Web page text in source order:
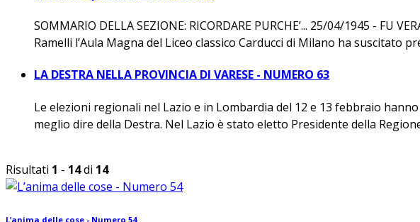
SOMMARIO DELLA SEZIONE: RICORDARE PURCHE’... 25/04/1945 - FU
Ramelli l’Aula Magna del Liceo classico Carducci di Milano ha suscitato
LA DESTRA NELLA PROVINCIA DI VARESE - NUMERO 63
Le elezioni regionali nel Lazio e in Lombardia del 12 e 13 febbraio
meglio dire della Destra. Nel Lazio è stato eletto Presidente della
Risultati 1 - 14di 14
L’anima delle cose - Numero 54